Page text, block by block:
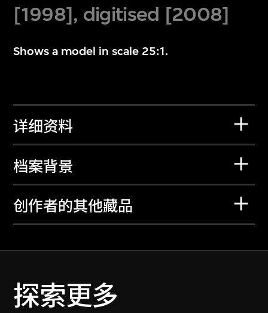
[1998], digitised [2008]
Shows a model in scale 25:1.
详细资料
档案背景
创作者的其他藏品
探索更多